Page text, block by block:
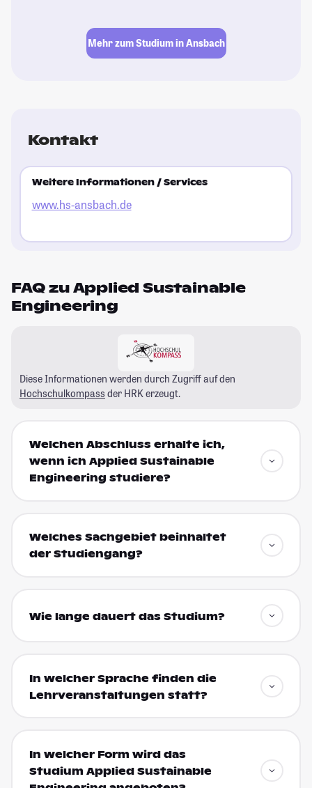
Mehr zum Studium in Ansbach
Kontakt
Weitere Informationen / Services
www.hs-ansbach.de
FAQ zu Applied Sustainable
Engineering
Diese Informationen werden durch Zugriff auf den
Hochschulkompass der HRK erzeugt.
Welchen Abschluss erhalte ich,
wenn ich Applied Sustainable
Engineering studiere?
Welches Sachgebiet beinhaltet
der Studiengang?
Wie lange dauert das Studium?
In welcher Sprache finden die
Lehrveranstaltungen statt?
In welcher Form wird das
Studium Applied Sustainable